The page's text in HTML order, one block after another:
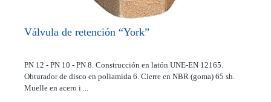
Válvula de retención “York”
PN 12 - PN 10 - PN 8. Construcción en latón UNE-EN 12165.
Obturador de disco en poliamida 6. Cierre en NBR (goma) 65 sh.
Muelle en acero i ...